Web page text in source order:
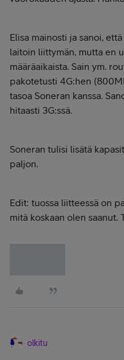
Elisa mainosti ja sanoi,
laitoin liittymän, mutta en
määräaikaista. Sain ym.
pakotetusti 4G:hen
tasoa Soneran kanssa.
hitaasti 3G:ssä.
Soneran tulisi lisätä
paljon.
Edit: tuossa liitteessä on
mitä koskaan olen saanut.
olkitu